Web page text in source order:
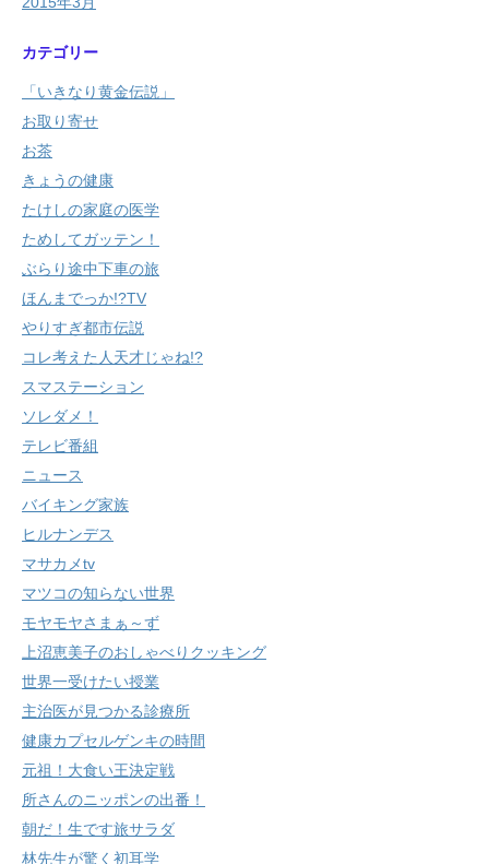
カテゴリー
「いきなり黄金伝説」
お取り寄せ
お茶
きょうの健康
たけしの家庭の医学
ためしてガッテン！
ぶらり途中下車の旅
ほんまでっか!?TV
やりすぎ都市伝説
コレ考えた人天才じゃね!?
スマステーション
ソレダメ！
テレビ番組
ニュース
バイキング家族
ヒルナンデス
マサカメtv
マツコの知らない世界
モヤモヤさまぁ～ず
上沼恵美子のおしゃべりクッキング
世界一受けたい授業
主治医が見つかる診療所
健康カプセルゲンキの時間
元祖！大食い王決定戦
所さんのニッポンの出番！
朝だ！生です旅サラダ
林先生が驚く初耳学